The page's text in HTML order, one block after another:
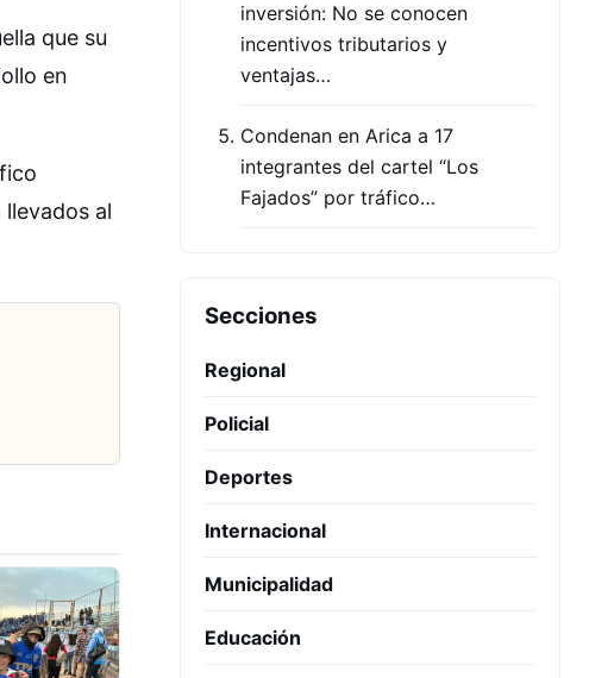
que su
en
al
inversión: No se conocen
incentivos tributarios y
ventajas…
Condenan en Arica a 17
integrantes del cartel “Los
Fajados” por tráfico…
Secciones
Regional
Policial
Deportes
Internacional
Municipalidad
Educación